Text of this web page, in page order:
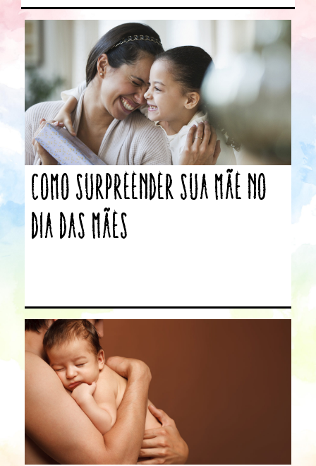
Como surpreender sua mãe no
Dia das Mães